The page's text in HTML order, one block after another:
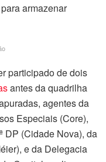
armazenar
participado de dois
antes da quadrilha
agentes da
Especiais (Core),
DP (Cidade Nova), da
e da Delegacia